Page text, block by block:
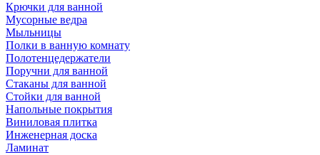
Крючки для ванной
Мусорные ведра
Мыльницы
Полки в ванную комнату
Полотенцедержатели
Поручни для ванной
Стаканы для ванной
Стойки для ванной
Напольные покрытия
Виниловая плитка
Инженерная доска
Ламинат